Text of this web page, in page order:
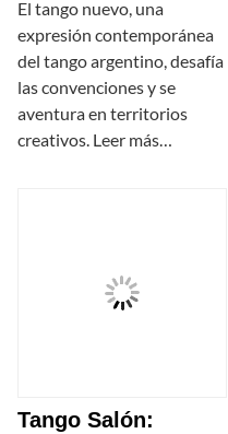
El tango nuevo, una
expresión contemporánea
del tango argentino, desafía
las convenciones y se
aventura en territorios
creativos. Leer más…
Tango Salón: